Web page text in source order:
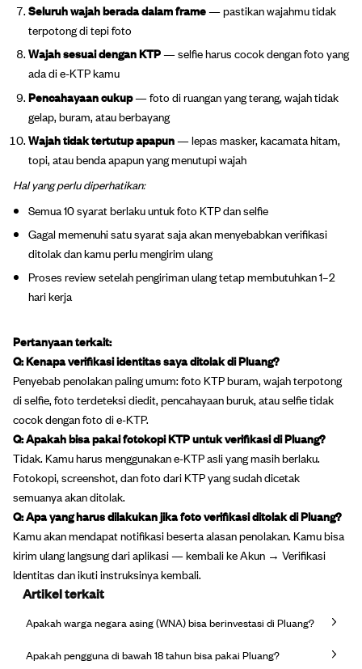
Seluruh wajah berada dalam frame— pastikan wajahmu tidak
terpotong di tepi foto
Wajah sesuai dengan KTP— selfie harus cocok dengan foto yang
ada di e-KTP kamu
Pencahayaan cukup— foto di ruangan yang terang, wajah tidak
gelap, buram, atau berbayang
Wajah tidak tertutup apapun— lepas masker, kacamata hitam,
topi, atau benda apapun yang menutupi wajah
Hal yang perlu diperhatikan:
Semua 10 syarat berlaku untuk foto KTP dan selfie
Gagal memenuhi satu syarat saja akan menyebabkan verifikasi
ditolak dan kamu perlu mengirim ulang
Proses review setelah pengiriman ulang tetap membutuhkan 1–2
hari kerja
Pertanyaan terkait:
Q: Kenapa verifikasi identitas saya ditolak di Pluang?
Penyebab penolakan paling umum: foto KTP buram, wajah terpotong
di selfie, foto terdeteksi diedit, pencahayaan buruk, atau selfie tidak
cocok dengan foto di e-KTP.
Q: Apakah bisa pakai fotokopi KTP untuk verifikasi di Pluang?
Tidak. Kamu harus menggunakan e-KTP asli yang masih berlaku.
Fotokopi, screenshot, dan foto dari KTP yang sudah dicetak
semuanya akan ditolak.
Q: Apa yang harus dilakukan jika foto verifikasi ditolak di Pluang?
Kamu akan mendapat notifikasi beserta alasan penolakan. Kamu bisa
kirim ulang langsung dari aplikasi — kembali ke Akun → Verifikasi
Identitas dan ikuti instruksinya kembali.
Artikel terkait
Apakah warga negara asing (WNA) bisa berinvestasi di Pluang?
Apakah pengguna di bawah 18 tahun bisa pakai Pluang?